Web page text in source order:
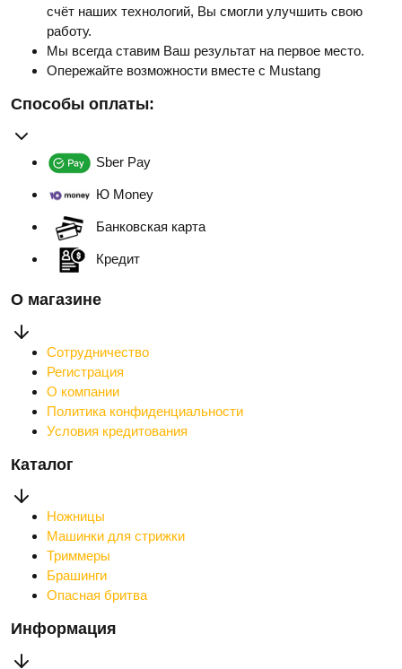
счёт наших технологий, Вы смогли улучшить свою
работу.
Мы всегда ставим Ваш результат на первое место.
Опережайте возможности вместе с Mustang
Способы оплаты:
Sber Pay
Ю Money
Банковская карта
Кредит
О магазине
Сотрудничество
Регистрация
О компании
Политика конфиденциальности
Условия кредитования
Каталог
Ножницы
Машинки для стрижки
Триммеры
Брашинги
Опасная бритва
Информация